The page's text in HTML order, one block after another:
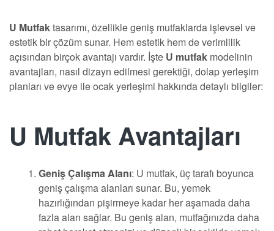
U Mutfaktasarımı, özellikle geniş mutfaklarda işlevsel ve
estetik bir çözüm sunar. Hem estetik hem de verimlilik
açısından birçok avantajı vardır. İşte U mutfak modelinin
avantajları, nasıl dizayn edilmesi gerektiği, dolap yerleşim
planları ve evye ile ocak yerleşimi hakkında detaylı bilgiler:
U Mutfak Avantajları
Geniş Çalışma Alanı: U mutfak, üç tarafı boyunca
geniş çalışma alanları sunar. Bu, yemek
hazırlığından pişirmeye kadar her aşamada daha
fazla alan sağlar. Bu geniş alan, mutfağınızda daha